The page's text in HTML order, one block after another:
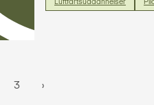
Luftfartsuddannelser
3